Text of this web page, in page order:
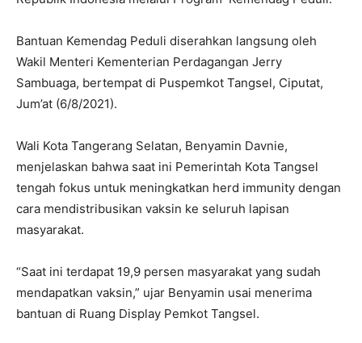
Bantuan Kemendag Peduli diserahkan langsung oleh
Wakil Menteri Kementerian Perdagangan Jerry
Sambuaga, bertempat di Puspemkot Tangsel, Ciputat,
Jum’at (6/8/2021).
Wali Kota Tangerang Selatan, Benyamin Davnie,
menjelaskan bahwa saat ini Pemerintah Kota Tangsel
tengah fokus untuk meningkatkan herd immunity dengan
cara mendistribusikan vaksin ke seluruh lapisan
masyarakat.
“Saat ini terdapat 19,9 persen masyarakat yang sudah
mendapatkan vaksin,” ujar Benyamin usai menerima
bantuan di Ruang Display Pemkot Tangsel.